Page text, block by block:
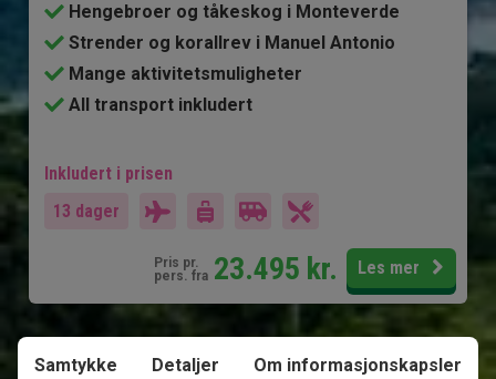
Hengebroer og tåkeskog i Monteverde
Strender og korallrev i Manuel Antonio
Mange aktivitetsmuligheter
All transport inkludert
Inkludert i prisen
13 dager
Pris pr.
pers. fra 23.495 kr. Les mer
Costa Rica
Se kart
Samtykke Detaljer Om informasjonskapsler